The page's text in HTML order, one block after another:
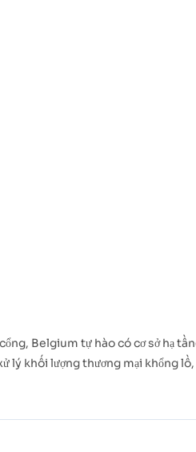
Belgium tự hào có cơ sở hạ
khối lượng thương mại khổng lồ,